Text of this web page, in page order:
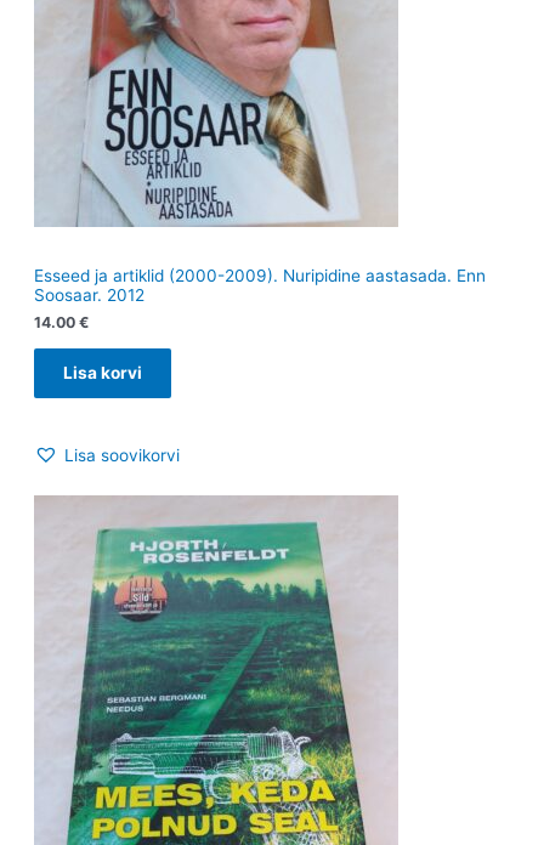
Esseed ja artiklid (2000-2009). Nuripidine aastasada. Enn
Soosaar. 2012
14.00 €
Lisa korvi
Lisa soovikorvi